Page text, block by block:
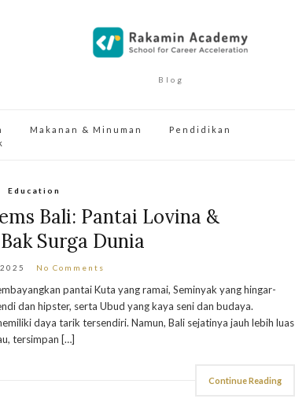
Blog
Makanan & Minuman
Pendidikan
Education
Bali: Pantai Lovina &
Surga Dunia
No Comments
pantai Kuta yang ramai, Seminyak yang hingar-
dan hipster, serta Ubud yang kaya seni dan budaya.
daya tarik tersendiri. Namun, Bali sejatinya jauh lebih luas
tersimpan […]
Continue Reading